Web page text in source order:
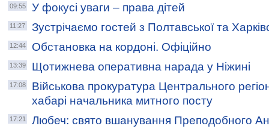
09:55 У фокусі уваги – права дітей
11:27 Зустрічаємо гостей з Полтавської та
12:44 Обстановка на кордоні. Офіційно
13:39 Щотижнева оперативна нарада у Ніжині
17:08
Військова прокуратура Центрального
хабарі начальника митного посту
17:21
Любеч: свято вшанування Преподобного